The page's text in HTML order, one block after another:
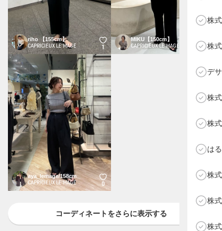
株
株
デ
株
株
は
株
株
株
riho 【155cm】
CAPRICIEUX LE'MAGE
1
MIKU【150cm】
CAPRICIEUX LE'MAGE
0
aya_lemage/158cm
CAPRICIEUX LE'MAGE
0
コーディネートをさらに表示する